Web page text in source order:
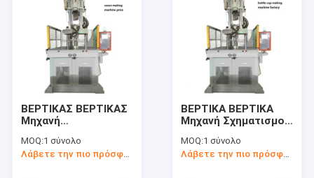
ΒΕΡΤΙΚΑΣ ΒΕΡΤΙΚΑΣ
Μηχανή
Μηχανή Κατασκευής
Βάζων
MOQ:1 σύνολο
Λάβετε την πιο πρόσφατη τιμή
ΒΕΡΤΙΚΑ ΒΕΡΤΙΚΑ
Μηχανή Σχηματισμού
Κατασκευής
Καψουλών
MOQ:1 σύνολο
Λάβετε την πιο πρόσφατη τιμή